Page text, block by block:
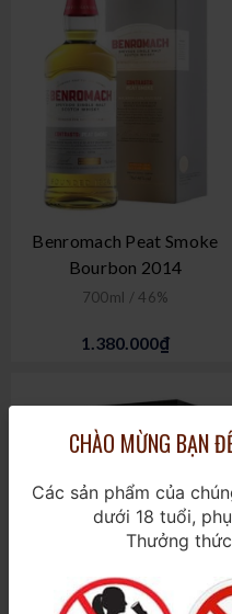
Benromach Peat Smoke
Bourbon 2014
700ml / 46%
1.380.000₫
CHÀO MỪNG BẠN
Các sản phẩm của
dưới 18 tuổi,
Thưởng